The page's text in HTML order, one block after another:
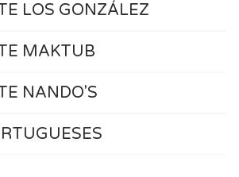
LOS GONZÁLEZ
MAKTUB
NANDO'S